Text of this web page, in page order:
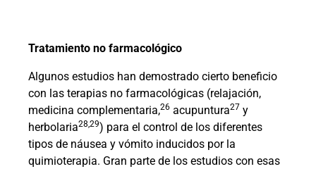
Tratamiento no farmacológico
Algunos estudios han demostrado cierto beneficio
con las terapias no farmacológicas (relajación,
medicina complementaria,26 acupuntura27 y
herbolaria28,29) para el control de los diferentes
tipos de náusea y vómito inducidos por la
quimioterapia. Gran parte de los estudios con esas